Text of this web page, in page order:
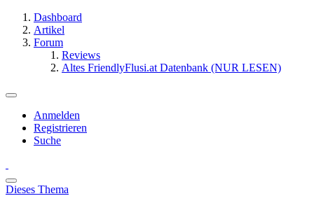
Dashboard
Artikel
Forum
Reviews
Altes FriendlyFlusi.at Datenbank (NUR LESEN)
Anmelden
Registrieren
Suche
Dieses Thema